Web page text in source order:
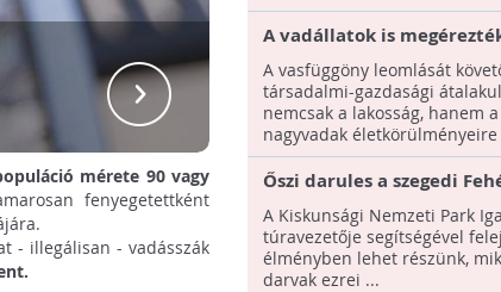
mérete 90 vagy
fenyegetettként
- illegálisan - vadásszák
A vadállatok is
rendszerváltást
A vasfüggöny leomlását
társadalmi-gazdasági
nemcsak a lakosság, hanem a
nagyvadak életkörülményeire
Őszi darules a szegedi
A Kiskunsági Nemzeti Park
túravezetője segítségével
élményben lehet részünk,
darvak ezrei ...